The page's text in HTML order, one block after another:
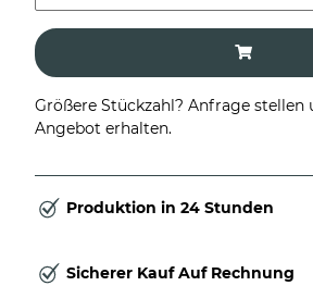
Größere Stückzahl? Anfrage stellen
Angebot erhalten.
Produktion in 24 Stunden
Sicherer Kauf Auf Rechnung